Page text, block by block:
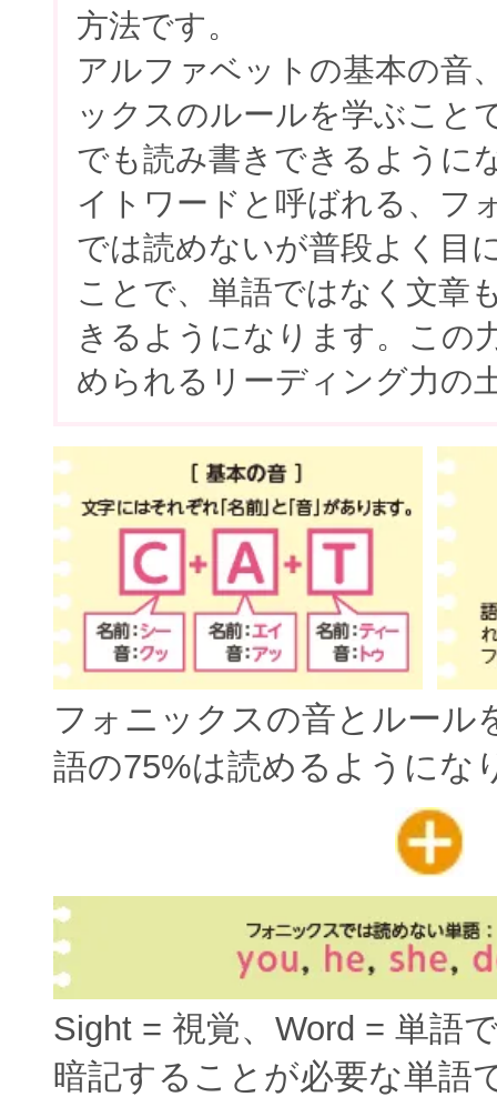
方法です。
アルファベットの基本の音
ックスのルールを学ぶこと
でも読み書きできるように
イトワードと呼ばれる、フ
では読めないが普段よく目
ことで、単語ではなく文章
きるようになります。この
められるリーディング力の
フォニックスの音とルール
語の75%は読めるようにな
Sight = 視覚、Word = 単語
暗記することが必要な単語